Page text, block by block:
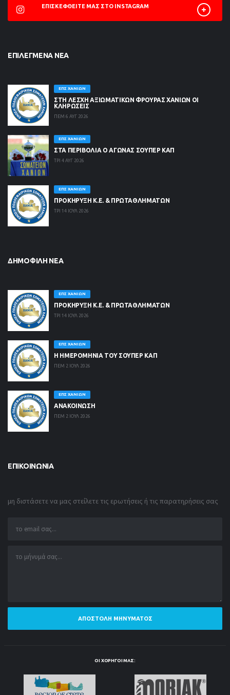
ΕΠΙΣΚΕΦΘΕΊΤΕ ΜΑΣ ΣΤΟ INSTAGRAM
ΕΠΙΛΕΓΜΈΝΑ ΝΈΑ
ΕΠΣ ΧΑΝΊΩΝ
ΣΤΗ ΛΈΣΧΗ ΑΞΙΩΜΑΤΙΚΏΝ ΦΡΟΥΡΆΣ ΧΑΝΊΩΝ ΟΙ
ΚΛΗΡΏΣΕΙΣ
ΠΕΜ 6 ΑΥΓ 2026
ΕΠΣ ΧΑΝΊΩΝ
ΣΤΑ ΠΕΡΙΒΟΛΙΑ Ο ΑΓΩΝΑΣ ΣΟΥΠΕΡ ΚΑΠ
ΤΡΙ 4 ΑΥΓ 2026
ΕΠΣ ΧΑΝΊΩΝ
ΠΡΟΚΗΡΥΞΗ Κ.Ε. & ΠΡΩΤΑΘΛΗΜΑΤΩΝ
ΤΡΙ 14 ΙΟΥΛ 2026
ΔΗΜΟΦΙΛΉ ΝΈΑ
ΕΠΣ ΧΑΝΊΩΝ
ΠΡΟΚΗΡΥΞΗ Κ.Ε. & ΠΡΩΤΑΘΛΗΜΑΤΩΝ
ΤΡΙ 14 ΙΟΥΛ 2026
ΕΠΣ ΧΑΝΊΩΝ
Η ΗΜΕΡΟΜΗΝΙΑ ΤΟΥ ΣΟΥΠΕΡ ΚΑΠ
ΠΕΜ 2 ΙΟΥΛ 2026
ΕΠΣ ΧΑΝΊΩΝ
ΑΝΑΚΟΙΝΩΣΗ
ΠΕΜ 2 ΙΟΥΛ 2026
ΕΠΙΚΟΙΝΩΝΊΑ
μη διστάσετε να μας στείλετε τις ερωτήσεις ή τις παρατηρήσεις σας
ΑΠΟΣΤΟΛΉ ΜΗΝΎΜΑΤΟΣ
ΟΙ ΧΟΡΗΓΟΊ ΜΑΣ: